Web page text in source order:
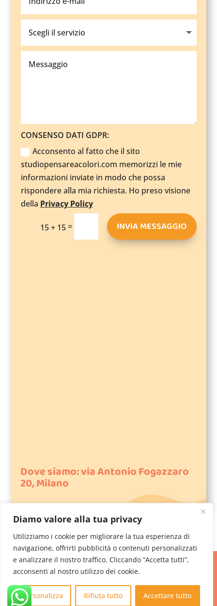
Diamo valore alla tua privacy
Utilizziamo i cookie per migliorare la tua esperienza di
navigazione, offrirti pubblicità o contenuti personalizzati
e analizzare il nostro traffico. Cliccando “Accetta tutti”,
acconsenti al nostro utilizzo dei cookie.
Personalizza Rifiuta tutto Accettare tutto
CONSENSO DATI GDPR:
Acconsento al fatto che il sito
studiopensareacolori.com memorizzi le mie
informazioni inviate in modo che possa
rispondere alla mia richiesta. Ho preso visione
della Privacy Policy
15 + 15= INVIA MESSAGGIO
Dove siamo: via Antonio Fogazzaro
20, Milano
Antonio Fogazzaro, 20 |Privacy Policy Cookie Policy
| UX